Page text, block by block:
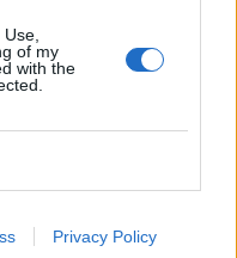
of my
with the
Privacy Policy
ai giornalisti